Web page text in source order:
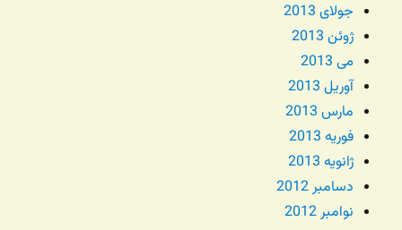
جولای 2013
ژوئن 2013
می 2013
آوریل 2013
مارس 2013
فوریه 2013
ژانویه 2013
دسامبر 2012
نوامبر 2012